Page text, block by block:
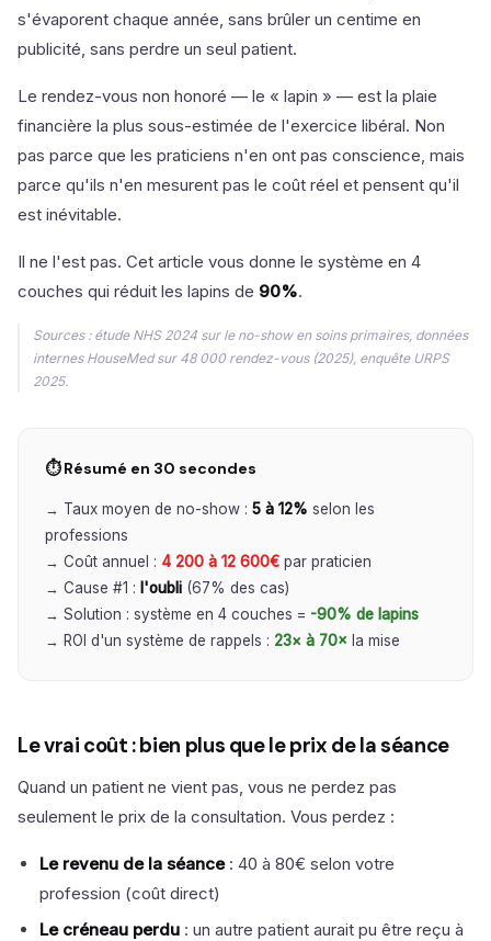
s'évaporent chaque année, sans brûler un centime en
publicité, sans perdre un seul patient.
Le rendez-vous non honoré — le « lapin » — est la plaie
financière la plus sous-estimée de l'exercice libéral. Non
pas parce que les praticiens n'en ont pas conscience, mais
parce qu'ils n'en mesurent pas le coût réel et pensent qu'il
est inévitable.
Il ne l'est pas. Cet article vous donne le système en 4
couches qui réduit les lapins de 90%.
Sources : étude NHS 2024 sur le no-show en soins primaires, données
internes HouseMed sur 48 000 rendez-vous (2025), enquête URPS
2025.
⏱ Résumé en 30 secondes
→ Taux moyen de no-show : 5 à 12% selon les
professions
→ Coût annuel : 4 200 à 12 600€ par praticien
→ Cause #1 : l'oubli (67% des cas)
→ Solution : système en 4 couches = -90% de lapins
→ ROI d'un système de rappels : 23× à 70× la mise
Le vrai coût : bien plus que le prix de la séance
Quand un patient ne vient pas, vous ne perdez pas
seulement le prix de la consultation. Vous perdez :
Le revenu de la séance: 40 à 80€ selon votre
profession (coût direct)
Le créneau perdu : un autre patient aurait pu être reçu à